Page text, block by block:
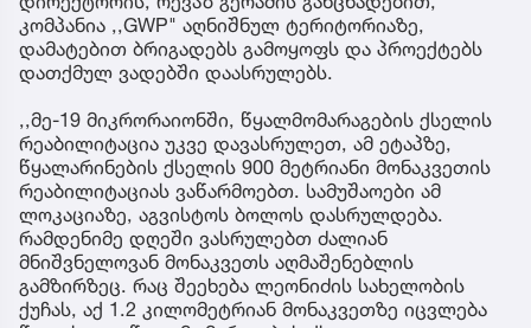
კომპანია ,,GWP" აღნიშნულ ტერიტორიაზე,
დამატებით ბრიგადებს გამოყოფს და პროექტებს
დათქმულ ვადებში დაასრულებს.
,,მე-19 მიკრორაიონში, წყალმომარაგების ქსელის
რეაბილიტაცია უკვე დავასრულეთ, ამ ეტაპზე,
წყალარინების ქსელის 900 მეტრიანი მონაკვეთის
რეაბილიტაციას ვაწარმოებთ. სამუშაოები ამ
ლოკაციაზე, აგვისტოს ბოლოს დასრულდება.
რამდენიმე დღეში ვასრულებთ ძალიან
მნიშვნელოვან მონაკვეთს აღმაშენებლის
გამზირზეც. რაც შეეხება ლეონიძის სახელობის
ქუჩას, აქ 1.2 კილომეტრიან მონაკვეთზე იცვლება